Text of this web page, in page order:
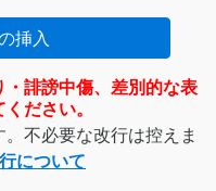
誹謗中傷、差別的な表
ださい。
不必要な改行は控えま
について